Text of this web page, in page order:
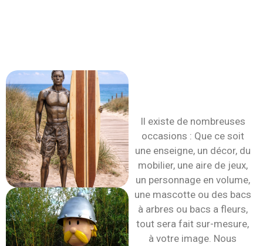
Il existe de nombreuses
occasions : Que ce soit
une enseigne, un décor, du
mobilier, une aire de jeux,
un personnage en volume,
une mascotte ou des bacs
à arbres ou bacs a fleurs,
tout sera fait sur-mesure,
à votre image. Nous